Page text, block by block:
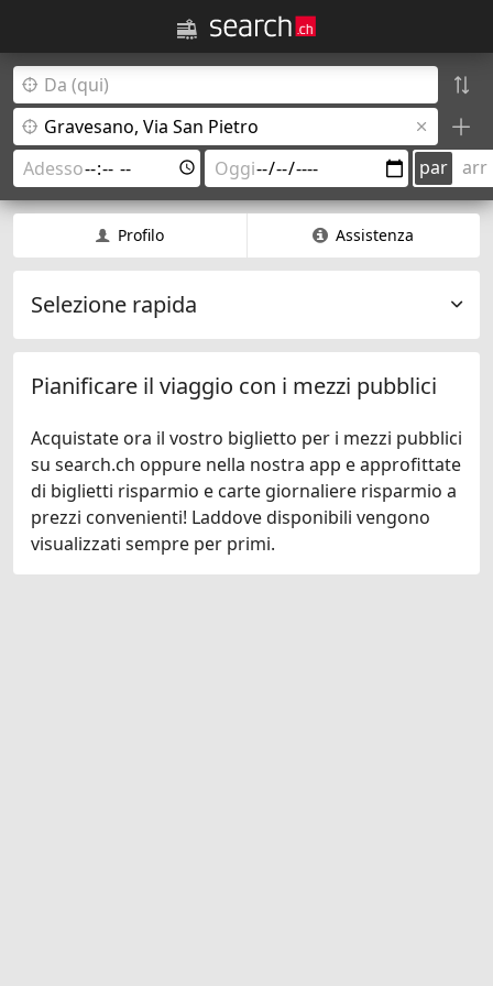
par arr
Profilo Assistenza
Selezione rapida
Pianificare il viaggio con i mezzi pubblici
Acquistate ora il vostro biglietto per i mezzi pubblici
su search.ch oppure nella nostra app e approfittate
di biglietti risparmio e carte giornaliere risparmio a
prezzi convenienti! Laddove disponibili vengono
visualizzati sempre per primi.